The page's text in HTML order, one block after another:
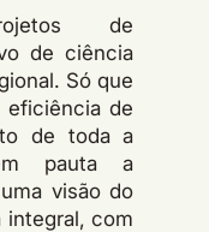
de
de ciência
Só que
de
de toda a
pauta a
visão do
integral, com